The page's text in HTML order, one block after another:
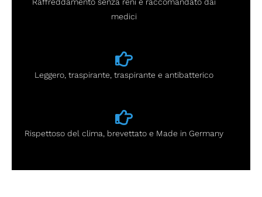
medici
Leggero, traspirante, traspirante e antibatterico
Rispettoso del clima, brevettato e Made in Germany